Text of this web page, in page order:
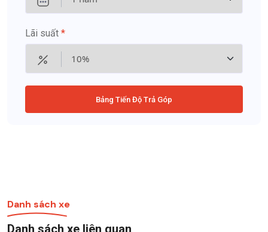
Lãi suất *
Bảng Tiến Độ Trả Góp
Danh sách xe